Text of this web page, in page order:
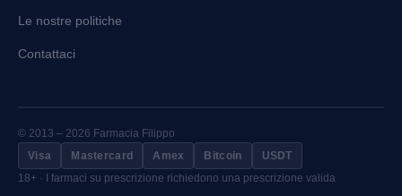
Le nostre politiche
Contattaci
© 2013 – 2026 Farmacia Filippo
Visa
Mastercard Amex Bitcoin
USDT
18+ · I farmaci su prescrizione richiedono una prescrizione valida